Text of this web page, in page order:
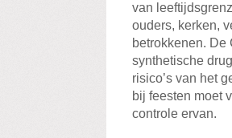
van
ouders, kerken,
betrokkenen. De
synthetische
risico’s van het
bij feesten moet
controle ervan.